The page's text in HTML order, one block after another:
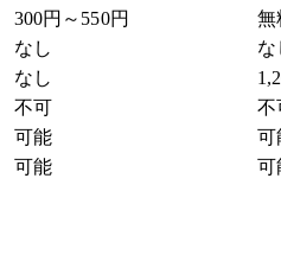
300円～550円 無
なし な
なし
不可 不
可能 可
可能 可